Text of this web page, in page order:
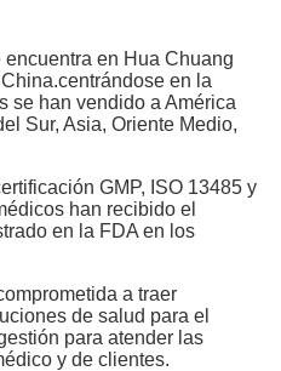
en Hua Chuang
en la
se han vendido a América
Sur, Asia, Oriente Medio,
GMP, ISO 13485 y
han recibido el
en la FDA en los
a traer
de salud para el
para atender las
y de clientes.